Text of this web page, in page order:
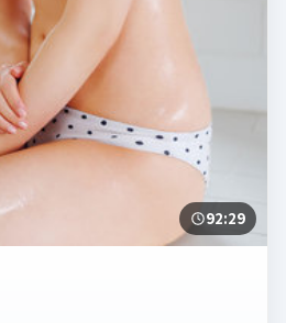
92:29